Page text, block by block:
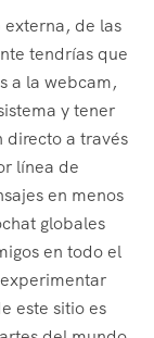
externa, de las
tendrías que
a la webcam,
y tener
directo a través
línea de
en menos
globales
en todo el
este sitio es